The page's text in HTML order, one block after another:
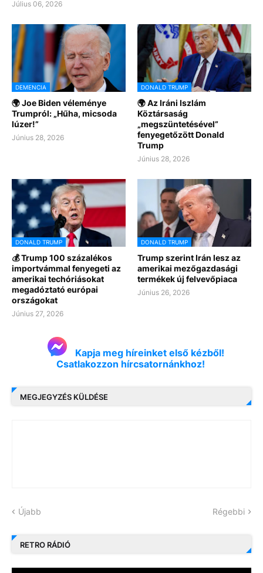
Július 06, 2026
DEMENCIA
🌍 Joe Biden véleménye
Trumpról: „Hűha, micsoda
lúzer!”
Június 28, 2026
DONALD TRUMP
🌍 Az Iráni Iszlám
Köztársaság
„megszüntetésével”
fenyegetőzött Donald
Trump
Június 28, 2026
DONALD TRUMP
💰 Trump 100 százalékos
importvámmal fenyegeti az
amerikai techóriásokat
megadóztató európai
országokat
Június 27, 2026
DONALD TRUMP
Trump szerint Irán lesz az
amerikai mezőgazdasági
termékek új felvevőpiaca
Június 26, 2026
Kapja meg híreinket első kézből!
Csatlakozzon hírcsatornánkhoz!
MEGJEGYZÉS KÜLDÉSE
Újabb Régebbi
RETRO RÁDIÓ